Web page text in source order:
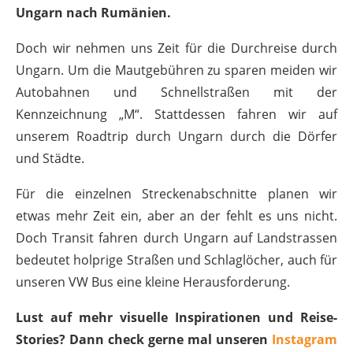
Ungarn nach Rumänien.
Doch wir nehmen uns Zeit für die Durchreise durch
Ungarn. Um die Mautgebühren zu sparen meiden wir
Autobahnen und Schnellstraßen mit der
Kennzeichnung „M“. Stattdessen fahren wir auf
unserem Roadtrip durch Ungarn durch die Dörfer
und Städte.
Für die einzelnen Streckenabschnitte planen wir
etwas mehr Zeit ein, aber an der fehlt es uns nicht.
Doch Transit fahren durch Ungarn auf Landstrassen
bedeutet holprige Straßen und Schlaglöcher, auch für
unseren VW Bus eine kleine Herausforderung.
Lust auf mehr visuelle Inspirationen und Reise-
Stories? Dann check gerne mal unseren Instagram